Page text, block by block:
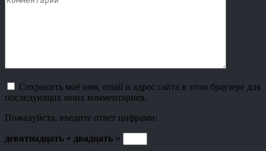
Сохранить моё имя, email и адрес сайта в этом браузере для
последующих моих комментариев.
Пожалуйста, введите ответ цифрами:
девятнадцать + двадцать =